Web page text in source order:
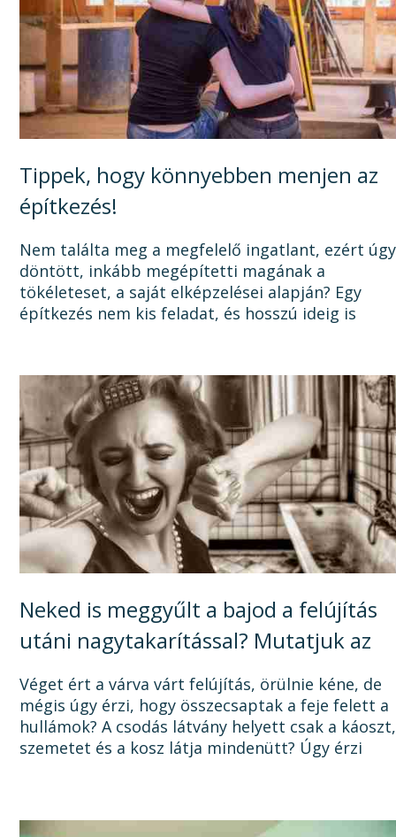
Tippek, hogy könnyebben menjen az
építkezés!
Nem találta meg a megfelelő ingatlant, ezért úgy
döntött, inkább megépítetti magának a
tökéleteset, a saját elképzelései alapján? Egy
építkezés nem kis feladat, és hosszú ideig is
Neked is meggyűlt a bajod a felújítás
utáni nagytakarítással? Mutatjuk az
okát, és a megoldást!
Véget ért a várva várt felújítás, örülnie kéne, de
mégis úgy érzi, hogy összecsaptak a feje felett a
hullámok? A csodás látvány helyett csak a káoszt,
szemetet és a kosz látja mindenütt? Úgy érzi